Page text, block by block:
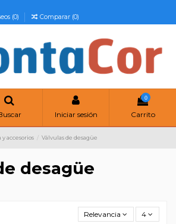
(0) Comparar (0)
Iniciar sesión
0
Carrito
y accesorios Válvulas de desagüe
desagüe
Relevancia 4